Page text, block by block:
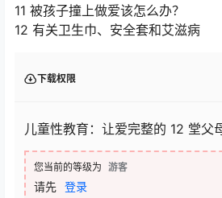
11 被孩子撞上做爱该怎么办？
12 有关卫生巾、安全套和艾滋病
下载权限
儿童性教育：让爱完整的 12 堂父
您当前的等级为 游客
请先 登录